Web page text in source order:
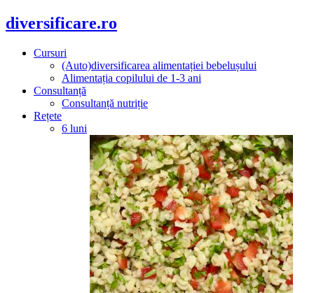
diversificare.ro
Cursuri
(Auto)diversificarea alimentației bebelușului
Alimentația copilului de 1-3 ani
Consultanță
Consultanță nutriție
Rețete
6 luni